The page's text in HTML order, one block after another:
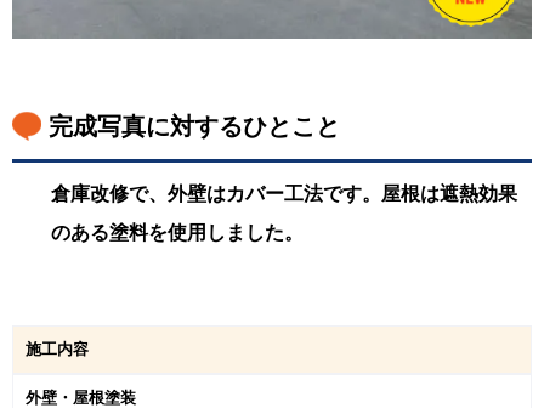
完成写真に対するひとこと
倉庫改修で、外壁はカバー工法です。屋根は遮熱効果
のある塗料を使用しました。
施工内容
外壁・屋根塗装